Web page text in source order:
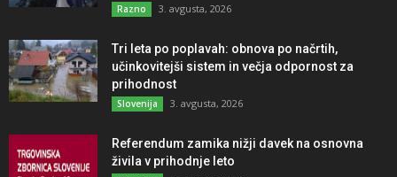
Razno 3. avgusta, 2026
Tri leta po poplavah: obnova po načrtih,
učinkovitejši sistem in večja odpornost za
prihodnost
Slovenija 3. avgusta, 2026
Referendum zamika nižji davek na osnovna
živila v prihodnje leto